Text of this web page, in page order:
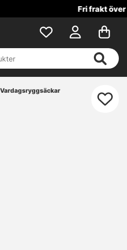
Fri frakt över 699 kr!
Vardagsryggsäckar